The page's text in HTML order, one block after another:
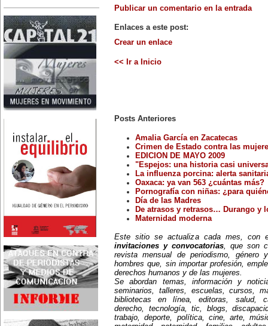
EFEMÉRIDES DE MARZO
1 de marzo:
Nace en Santiago, Chile, la
escritora Mercedes Valenzuela
Alvarez (1924-1993), más
conocida como Mercedes
Valdivieso. En 1961 publica 'La
Brecha', considerada como la
primera novela feminista de
Latinoamérica.
4 de marzo:
En México muere Adelina
Zendejas (1909-1993), periodista,
derechos de las mujeres.
5 de marzo:
En Dijon fallece Gabrielle Suchon
(1703), notable filósofa francesa,
autora del Tratado de la moral y
de la política (1693), la primera
obra explícitamente filosófica
escrita por una mujer en el
8 de marzo:
nace Juana Fernández Morales
(1895-1980), poeta conocida
Ibarbourou, o 'Juana de América'.
Se la considera una de las figuras
clave de la poesía
hispanoamericana
contemporánea.
14 de marzo:
Nace, en la Ciudad de México,
Matilde Montoya (1857-1938). Fue
título de médica cirujana en 1887.
Publicar un comentario en la entrada
Enlaces a este post:
Crear un enlace
<< Ir a Inicio
Posts Anteriores
Amalia García en Zacatecas
Crimen de Estado contra las
EDICION DE MAYO 2009
"Espejos: una historia casi
La influenza porcina: alerta
Oaxaca: ya van 563 ¿cuántas más?
Pornografía con niñas: ¿para
Día de las Madres
De atrasos y retrasos… Durango y
Maternidad moderna
Este sitio se actualiza cada mes, con
invitaciones y convocatorias, que son
revista mensual de periodismo, género
hombres que, sin importar profesión,
derechos humanos y de las mujeres.
Se abordan temas, información y
seminarios, talleres, escuelas, cursos,
bibliotecas en línea, editoras, salud,
derecho, tecnología, tic, blogs,
trabajo, deporte, política, cine, arte,